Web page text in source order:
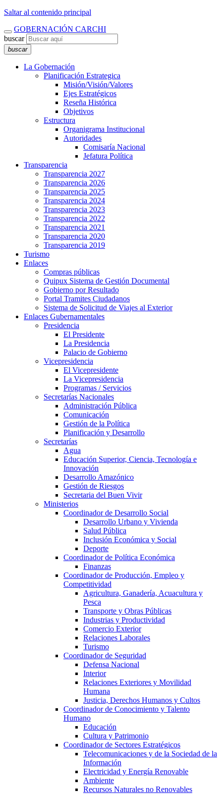
Saltar al contenido principal
GOBERNACIÓN CARCHI
buscar
buscar
La Gobernación
Planificación Estrategica
Misión/Visión/Valores
Ejes Estratégicos
Reseña Histórica
Objetivos
Estructura
Organigrama Institucional
Autoridades
Comisaría Nacional
Jefatura Política
Transparencia
Transparencia 2027
Transparencia 2026
Transparencia 2025
Transparencia 2024
Transparencia 2023
Transparencia 2022
Transparencia 2021
Transparencia 2020
Transparencia 2019
Turismo
Enlaces
Compras públicas
Quipux Sistema de Gestión Documental
Gobierno por Resultado
Portal Tramites Ciudadanos
Sistema de Solicitud de Viajes al Exterior
Enlaces Gubernamentales
Presidencia
El Presidente
La Presidencia
Palacio de Gobierno
Vicepresidencia
El Vicepresidente
La Vicepresidencia
Programas / Servicios
Secretarías Nacionales
Administración Pública
Comunicación
Gestión de la Política
Planificación y Desarrollo
Secretarías
Agua
Educación Superior, Ciencia, Tecnología e
Innovación
Desarrollo Amazónico
Gestión de Riesgos
Secretaria del Buen Vivir
Ministerios
Coordinador de Desarrollo Social
Desarrollo Urbano y Vivienda
Salud Pública
Inclusión Económica y Social
Deporte
Coordinador de Política Económica
Finanzas
Coordinador de Producción, Empleo y
Competitividad
Agricultura, Ganadería, Acuacultura y
Pesca
Transporte y Obras Públicas
Industrias y Productividad
Comercio Exterior
Relaciones Laborales
Turismo
Coordinador de Seguridad
Defensa Nacional
Interior
Relaciones Exteriores y Movilidad
Humana
Justicia, Derechos Humanos y Cultos
Coordinador de Conocimiento y Talento
Humano
Educación
Cultura y Patrimonio
Coordinador de Sectores Estratégicos
Telecomunicaciones y de la Sociedad de la
Información
Electricidad y Energía Renovable
Ambiente
Recursos Naturales no Renovables